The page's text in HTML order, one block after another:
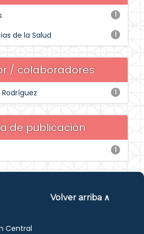
1
1
de la Salud
/ colaboradores
1
de publicación
1
Volver arriba ∧
Central